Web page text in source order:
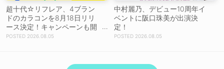
超十代☆リフレア、4ブラン
ドのカラコンを8月18日リリ
ース決定！キャンペーンも開
催決定 2026.08.05
中村麗乃、デビュー10周年イ
ベントに阪口珠美が出演決
定！
2026.08.05